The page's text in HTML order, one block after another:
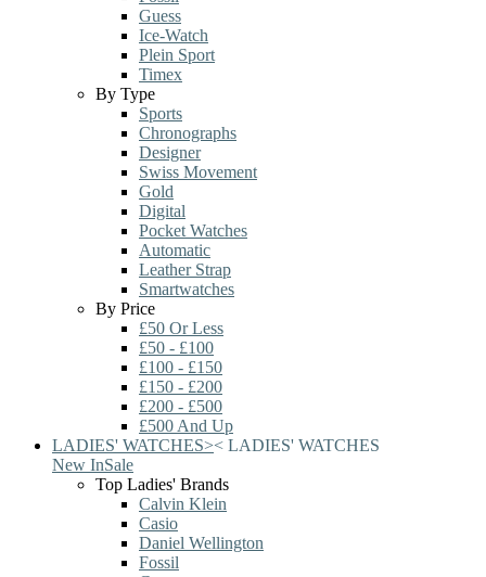
Guess
Ice-Watch
Plein Sport
Timex
By Type
Sports
Chronographs
Designer
Swiss Movement
Gold
Digital
Pocket Watches
Automatic
Leather Strap
Smartwatches
By Price
£50 Or Less
£50 - £100
£100 - £150
£150 - £200
£200 - £500
£500 And Up
LADIES' WATCHES>< LADIES' WATCHES
New InSale
Top Ladies' Brands
Calvin Klein
Casio
Daniel Wellington
Fossil